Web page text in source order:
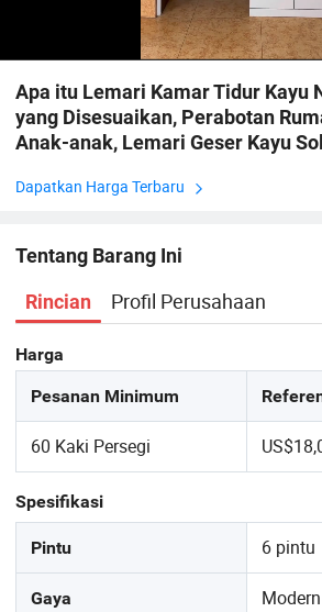
Apa itu Lemari Kamar Tidur Kayu
yang Disesuaikan, Perabotan
Anak-anak, Lemari Geser Kayu
Dapatkan Harga Terbaru
Tentang Barang Ini
Rincian Profil Perusahaan
Harga
Pesanan Minimum
60 Kaki Persegi
Spesifikasi
Pintu 6 pintu
Gaya Modern